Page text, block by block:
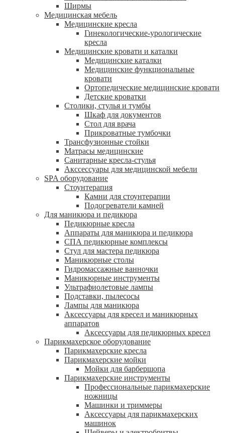
Ширмы
Медицинская мебель
Медицинские кресла
Гинекологические-урологические
кресла
Медицинские кровати и каталки
Медицинские каталки
Медицинские функциональные
кровати
Ортопедические медицинские кровати
Детские кроватки
Столики, стулья и тумбы
Шкаф для документов
Стол для врача
Прикроватные тумбочки
Трансфузионные стойки
Матрасы медицинские
Санитарные кресла-стулья
Акссессуары для медицинской мебели
SPA оборудование
Стоунтерапия
Камни для стоунтерапии
Подогреватели камней
Для маникюра и педикюра
Педикюрные кресла
Аппараты для маникюра и педикюра
СПА педикюрные комплексы
Стул для мастера педикюра
Маникюрные столы
Гидромассажные ванночки
Маникюрные инструменты
Ультрафиолетовые лампы
Подставки, пылесосы
Лампы для маникюра
Аксессуары для кресел и маникюрных
аппаратов
Аксессуары для педикюрных кресел
Парикмахерское оборудование
Парикмахерские кресла
Парикмахерские мойки
Мойки для барбершопа
Парикмахерские инструменты
Профессиональные парикмахерские
ножницы
Машинки и триммеры
Аксессуары для парикмахерских
машинок